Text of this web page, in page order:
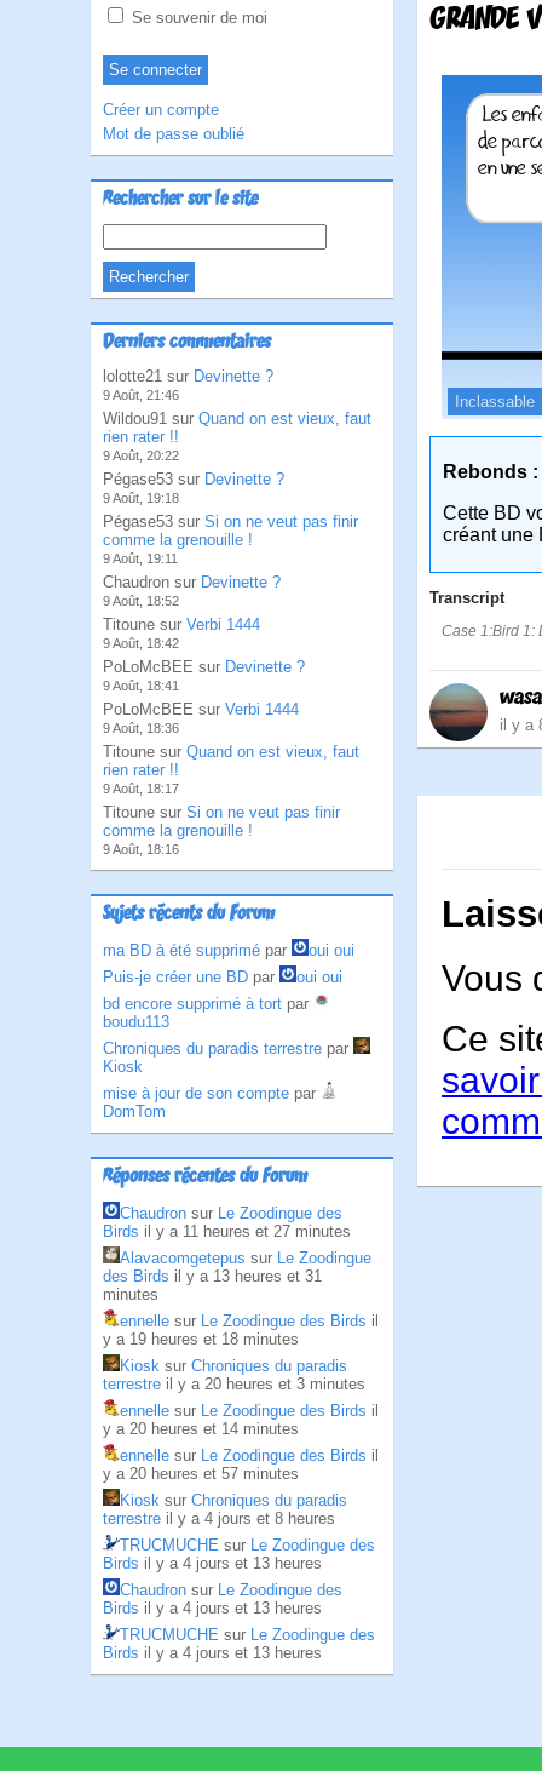
Se souvenir de moi
Créer un compte
Mot de passe oublié
Rechercher sur le site
Derniers commentaires
lolotte21 sur Devinette ?
9 Août, 21:46
Wildou91 sur Quand on est vieux, faut
rien rater !!
9 Août, 20:22
Pégase53 sur Devinette ?
9 Août, 19:18
Pégase53 sur Si on ne veut pas finir
comme la grenouille !
9 Août, 19:11
Chaudron sur Devinette ?
9 Août, 18:52
Titoune sur Verbi 1444
9 Août, 18:42
PoLoMcBEE sur Devinette ?
9 Août, 18:41
PoLoMcBEE sur Verbi 1444
9 Août, 18:36
Titoune sur Quand on est vieux, faut
rien rater !!
9 Août, 18:17
Titoune sur Si on ne veut pas finir
comme la grenouille !
9 Août, 18:16
Sujets récents du Forum
ma BD à été supprimé par
oui oui
Puis-je créer une BD par
oui oui
bd encore supprimé à tort par
boudu113
Chroniques du paradis terrestre par
Kiosk
mise à jour de son compte par
DomTom
Réponses récentes du Forum
Chaudron sur Le Zoodingue des
Birds il y a 11 heures et 27 minutes
Alavacomgetepus sur Le Zoodingue
des Birds il y a 13 heures et 31
minutes
ennelle sur Le Zoodingue des Birds il
y a 19 heures et 18 minutes
Kiosk sur Chroniques du paradis
terrestre il y a 20 heures et 3 minutes
ennelle sur Le Zoodingue des Birds il
y a 20 heures et 14 minutes
ennelle sur Le Zoodingue des Birds il
y a 20 heures et 57 minutes
Kiosk sur Chroniques du paradis
terrestre il y a 4 jours et 8 heures
TRUCMUCHE sur Le Zoodingue des
Birds il y a 4 jours et 13 heures
Chaudron sur Le Zoodingue des
Birds il y a 4 jours et 13 heures
TRUCMUCHE sur Le Zoodingue des
Birds il y a 4 jours et 13 heures
GRANDE
Inclassable
Rebonds :
Cette BD
créant une
Transcript
Case 1:Bird 1:
il y a
Vous
Ce